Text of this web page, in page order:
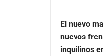
El nuevo
nuevos
inquilinos